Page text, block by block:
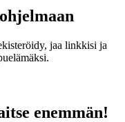
jaa linkkisi ja
enemmän!